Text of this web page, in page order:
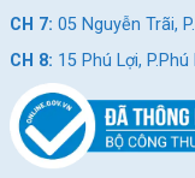
CH 7: 05 Nguyễn Trãi,
CH 8: 15 Phú Lợi,